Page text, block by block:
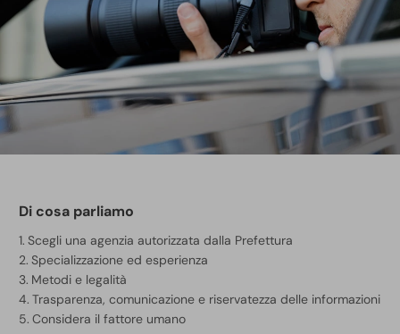
Di cosa parliamo
Scegli una agenzia autorizzata dalla Prefettura
Specializzazione ed esperienza
Metodi e legalità
Trasparenza, comunicazione e riservatezza delle informazioni
Considera il fattore umano